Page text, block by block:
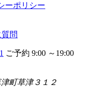
ーポリシー
問
ご予約 9:00 ～19:00
町草津３１２